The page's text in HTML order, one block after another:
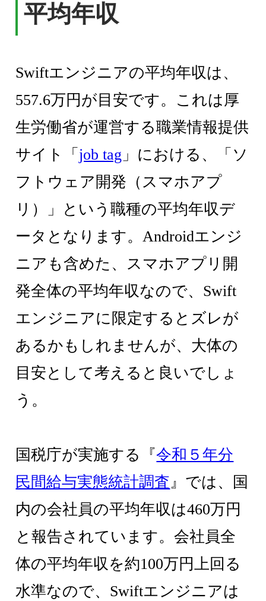
平均年収
Swiftエンジニアの平均年収は、
557.6万円が目安です。これは厚
生労働省が運営する職業情報提供
サイト「 job tag 」における、「ソ
フトウェア開発（スマホアプ
リ）」という職種の平均年収デ
ータとなります。Androidエンジ
ニアも含めた、スマホアプリ開
発全体の平均年収なので、Swift
エンジニアに限定するとズレが
あるかもしれませんが、大体の
目安として考えると良いでしょ
う。
国税庁が実施する『令和５年分
民間給与実態統計調査』では、国
内の会社員の平均年収は460万円
と報告されています。会社員全
体の平均年収を約100万円上回る
水準なので、Swiftエンジニアは